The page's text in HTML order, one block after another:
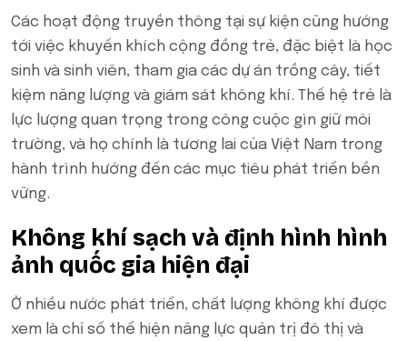
Các hoạt động truyền thông tại sự kiện cũng hướng
tới việc khuyến khích cộng đồng trẻ, đặc biệt là học
sinh và sinh viên, tham gia các dự án trồng cây, tiết
kiệm năng lượng và giám sát không khí. Thế hệ trẻ là
lực lượng quan trọng trong công cuộc gìn giữ môi
trường, và họ chính là tương lai của Việt Nam trong
hành trình hướng đến các mục tiêu phát triển bền
vững.
Không khí sạch và định hình hình
ảnh quốc gia hiện đại
Ở nhiều nước phát triển, chất lượng không khí được
xem là chỉ số thể hiện năng lực quản trị đô thị và